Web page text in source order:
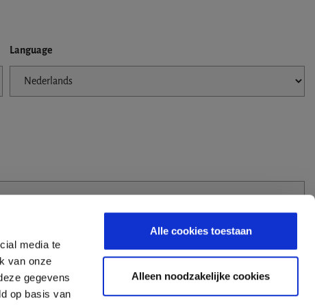
media te
van onze
gegevens
op basis van
Alle cookies toestaan
Alleen noodzakelijke cookies
Language